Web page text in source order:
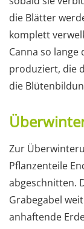
die Blätter
komplett
Canna so
produziert, die
die
Zur
Pflanzenteile
abgeschnitten.
Grabegabel
anhaftende